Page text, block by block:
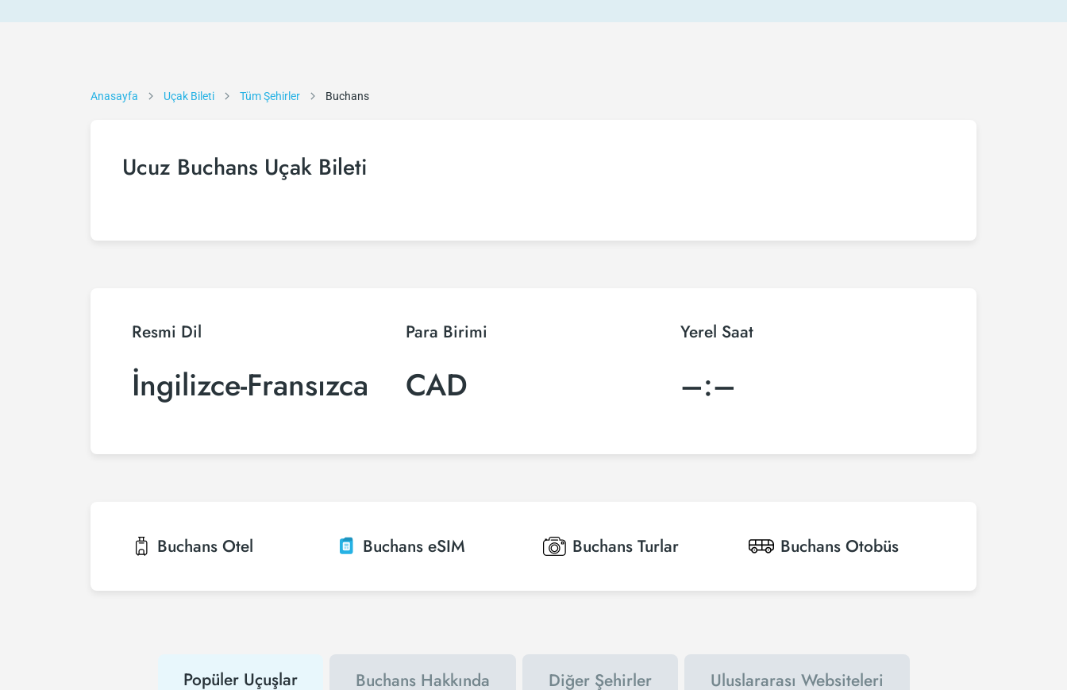
Anasayfa Uçak Bileti Tüm Şehirler Buchans
Ucuz Buchans Uçak Bileti
Resmi Dil
İngilizce-Fransızca
Para Birimi
CAD
Yerel Saat
–:–
Buchans Otel Buchans eSIM Buchans Turlar Buchans Otobüs
Popüler Uçuşlar Buchans Hakkında Diğer Şehirler Uluslararası Websiteleri